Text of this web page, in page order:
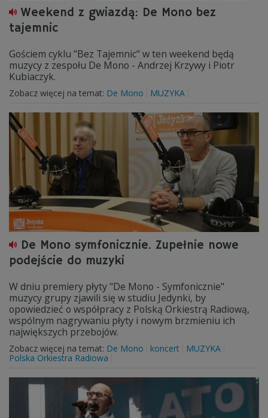
Weekend z gwiazdą: De Mono bez
tajemnic
Gościem cyklu "Bez Tajemnic" w ten weekend będą
muzycy z zespołu De Mono - Andrzej Krzywy i Piotr
Kubiaczyk.
Zobacz więcej na temat: De Mono MUZYKA
De Mono symfonicznie. Zupełnie nowe
podejście do muzyki
W dniu premiery płyty "De Mono - Symfonicznie"
muzycy grupy zjawili się w studiu Jedynki, by
opowiedzieć o współpracy z Polską Orkiestrą Radiową,
wspólnym nagrywaniu płyty i nowym brzmieniu ich
największych przebojów.
Zobacz więcej na temat: De Mono koncert
MUZYKA
Polska Orkiestra Radiowa